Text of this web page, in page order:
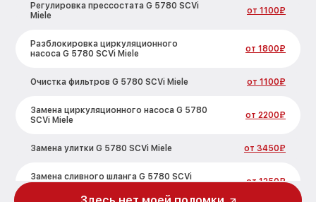
Регулировка прессостата G 5780 SCVi
Miele
от 1100₽
Разблокировка циркуляционного
насоса G 5780 SCVi Miele
от 1800₽
Очистка фильтров G 5780 SCVi Miele от 1100₽
Замена циркуляционного насоса G 5780
SCVi Miele
от 2200₽
Замена улитки G 5780 SCVi Miele от 3450₽
Замена сливного шланга G 5780 SCVi
от 1250₽